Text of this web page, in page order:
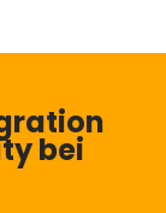
bei